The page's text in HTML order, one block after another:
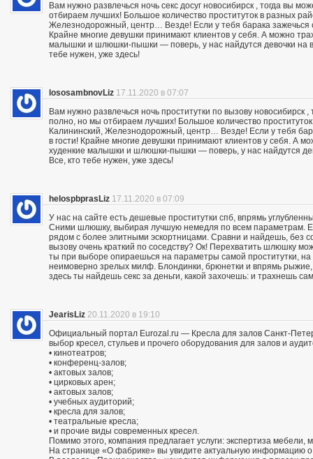
Вам нужно развлечься ночь секс досуг новосибирск , тогда вы
отбираем лучших! Большое количество проституток в разных
Железнодорожный, центр… Везде! Если у тебя барака зажечься
Крайне многие девушки принимают клиентов у себя. А можно
малышки и шлюшки-пышки — поверь, у нас найдутся девочки на
тебе нужен, уже здесь!
lososambnovLiz 17.11.2020 в 07:07
Вам нужно развлечься ночь проститутки по вызову
полно, но мы отбираем лучших! Большое количество
Калининский, Железнодорожный, центр… Везде! Если у тебя
в гости! Крайне многие девушки принимают клиентов у себя. А
худенкие малышки и шлюшки-пышки — поверь, у нас найдутся
Все, кто тебе нужен, уже здесь!
helospbprasLiz 17.11.2020 в 07:09
У нас на сайте есть дешевые проститутки спб, впрямь
Сними шлюшку, выбирая лучшую немедля по всем параметрам.
рядом с более элитными эскортницами. Сравни и найдешь, без
вызову очень краткий по соседству? Ок! Перехватить шлюшку
ты при выборе опираешься на параметры самой проститутки,
неимоверно зрелых милф. Блондинки, брюнетки и впрямь
здесь ты найдешь секс за деньги, какой захочешь: и трахнешь
JearisLiz 20.11.2020 в 19:10
Официальный портал Eurozal.ru — Кресла для залов Санкт-
выбор кресел, стульев и прочего оборудования для залов и
• кинотеатров;
• конференц-залов;
• актовых залов;
• цирковых арен;
• актовых залов;
• учебных аудиторий;
• кресла для залов;
• театральные кресла;
• и прочие виды современных кресел.
Помимо этого, компания предлагает услуги: экспертиза
На странице «О фабрике» вы увидите актуальную информацию